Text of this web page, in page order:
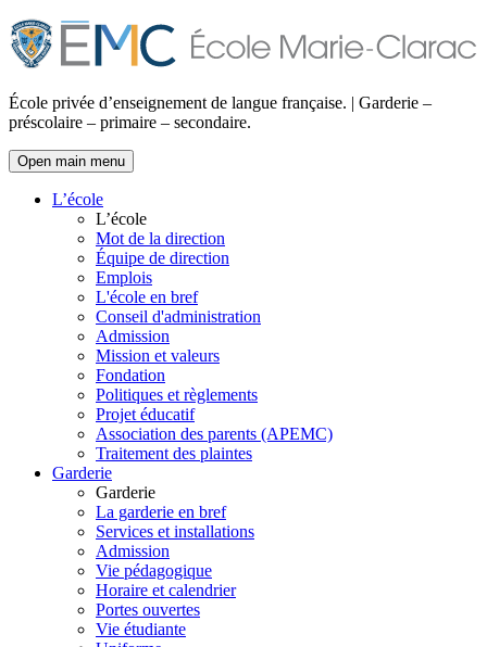
École privée d’enseignement de langue française. | Garderie –
préscolaire – primaire – secondaire.
Open main menu
L’école
L’école
Mot de la direction
Équipe de direction
Emplois
L'école en bref
Conseil d'administration
Admission
Mission et valeurs
Fondation
Politiques et règlements
Projet éducatif
Association des parents (APEMC)
Traitement des plaintes
Garderie
Garderie
La garderie en bref
Services et installations
Admission
Vie pédagogique
Horaire et calendrier
Portes ouvertes
Vie étudiante